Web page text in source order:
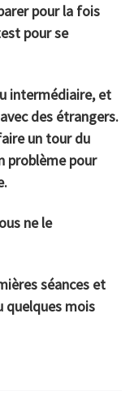
pour la fois
pour se
intermédiaire, et
des étrangers.
un tour du
problème pour
ne le
séances et
quelques mois